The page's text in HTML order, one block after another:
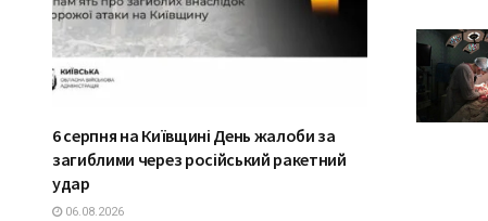
6 серпня на Київщині День жалоби за
загиблими через російський ракетний
удар
06.08.2026